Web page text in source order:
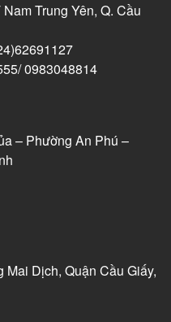
Trung Yên, Q. Cầu
0983048814
– Phường An Phú –
Dịch, Quận Cầu Giấy,